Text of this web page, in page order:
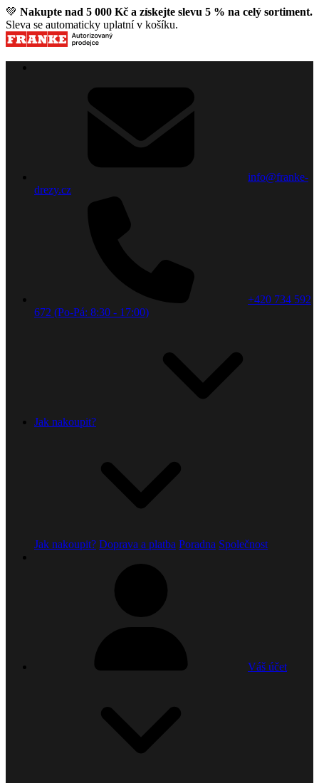
💚 Nakupte nad 5 000 Kč a získejte slevu 5 % na celý sortiment.
Sleva se automaticky uplatní v košíku.
info@franke-
drezy.cz
+420 734 592
672 (Po-Pá: 8:30 - 17:00)
Jak nakoupit?
Jak nakoupit? Doprava a platba Poradna Společnost
Váš účet